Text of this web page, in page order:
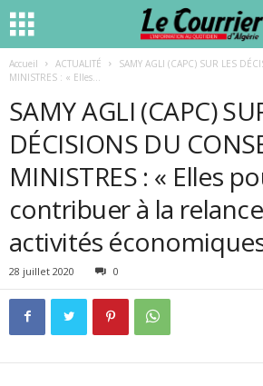
Accueil ACTUALITÉ
SAMY AGLI (CAPC) SUR LES
MINISTRES : « Elles...
SAMY AGLI (CAPC)
DÉCISIONS DU
MINISTRES : « Elles
contribuer à la
activités
28 juillet 2020 0